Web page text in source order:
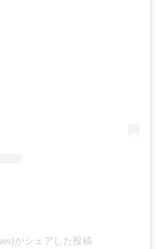
がシェアした投稿